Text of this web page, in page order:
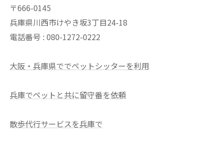
〒666-0145
兵庫県川西市けやき坂3丁目24-18
電話番号 : 080-1272-0222
大阪・兵庫県ででペットシッターを利用
兵庫でペットと共に留守番を依頼
散歩代行サービスを兵庫で